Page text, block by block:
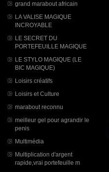
grand marabout africain
LA VALISE MAGIQUE
INCROYABLE
LE SECRET DU
PORTEFEUILLE MAGIQUE
LE STYLO MAGIQUE (LE
BIC MAGIQUE)
Loisirs créatifs
Loisirs et Culture
marabout reconnu
meilleur gel pour agrandir le
penis
Multimédia
Multiplication d'argent
rapide,vrai portefeuille m